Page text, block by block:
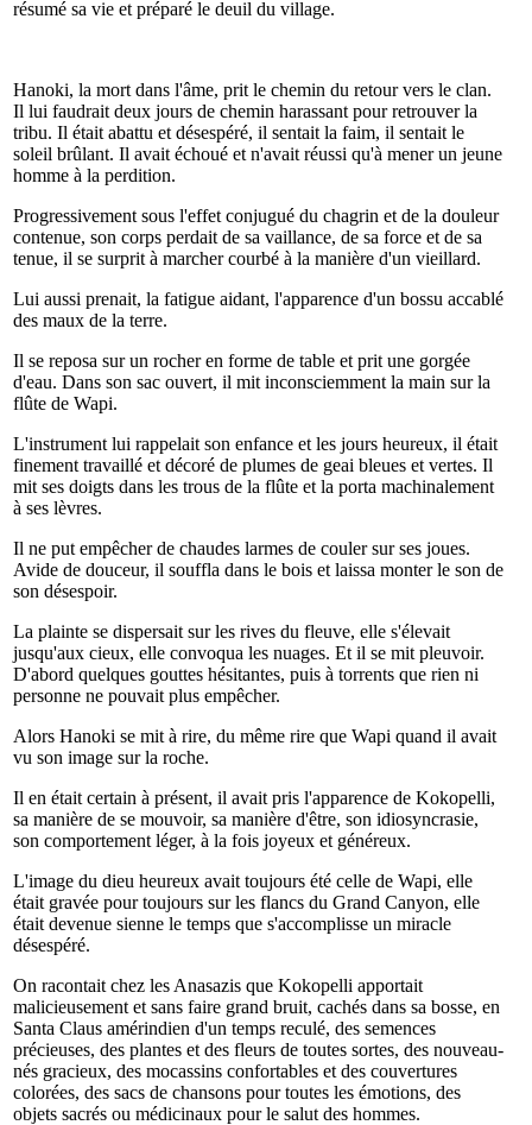
résumé sa vie et préparé le deuil du village.
Hanoki, la mort dans l'âme, prit le chemin du retour vers le clan.
Il lui faudrait deux jours de chemin harassant pour retrouver la
tribu. Il était abattu et désespéré, il sentait la faim, il sentait le
soleil brûlant. Il avait échoué et n'avait réussi qu'à mener un jeune
homme à la perdition.
Progressivement sous l'effet conjugué du chagrin et de la douleur
contenue, son corps perdait de sa vaillance, de sa force et de sa
tenue, il se surprit à marcher courbé à la manière d'un vieillard.
Lui aussi prenait, la fatigue aidant, l'apparence d'un bossu accablé
des maux de la terre.
Il se reposa sur un rocher en forme de table et prit une gorgée
d'eau. Dans son sac ouvert, il mit inconsciemment la main sur la
flûte de Wapi.
L'instrument lui rappelait son enfance et les jours heureux, il était
finement travaillé et décoré de plumes de geai bleues et vertes. Il
mit ses doigts dans les trous de la flûte et la porta machinalement
à ses lèvres.
Il ne put empêcher de chaudes larmes de couler sur ses joues.
Avide de douceur, il souffla dans le bois et laissa monter le son de
son désespoir.
La plainte se dispersait sur les rives du fleuve, elle s'élevait
jusqu'aux cieux, elle convoqua les nuages. Et il se mit pleuvoir.
D'abord quelques gouttes hésitantes, puis à torrents que rien ni
personne ne pouvait plus empêcher.
Alors Hanoki se mit à rire, du même rire que Wapi quand il avait
vu son image sur la roche.
Il en était certain à présent, il avait pris l'apparence de Kokopelli,
sa manière de se mouvoir, sa manière d'être, son idiosyncrasie,
son comportement léger, à la fois joyeux et généreux.
L'image du dieu heureux avait toujours été celle de Wapi, elle
était gravée pour toujours sur les flancs du Grand Canyon, elle
était devenue sienne le temps que s'accomplisse un miracle
désespéré.
On racontait chez les Anasazis que Kokopelli apportait
malicieusement et sans faire grand bruit, cachés dans sa bosse, en
Santa Claus amérindien d'un temps reculé, des semences
précieuses, des plantes et des fleurs de toutes sortes, des nouveau-
nés gracieux, des mocassins confortables et des couvertures
colorées, des sacs de chansons pour toutes les émotions, des
objets sacrés ou médicinaux pour le salut des hommes.